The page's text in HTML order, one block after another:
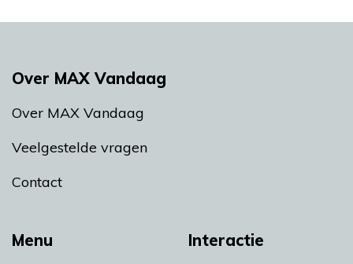
Menu Interactie
Over MAX Vandaag
Over MAX Vandaag
Veelgestelde vragen
Contact